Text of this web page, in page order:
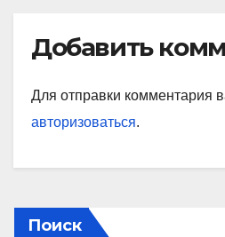
Добавить
Для отправки комментария
авторизоваться.
Поиск